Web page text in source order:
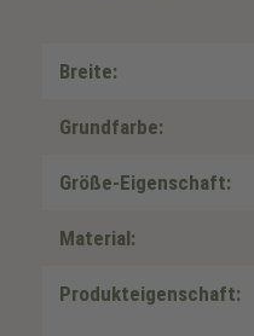
Breite:
Grundfarbe:
Größe-Eigenschaft:
Material:
Produkteigenschaft: